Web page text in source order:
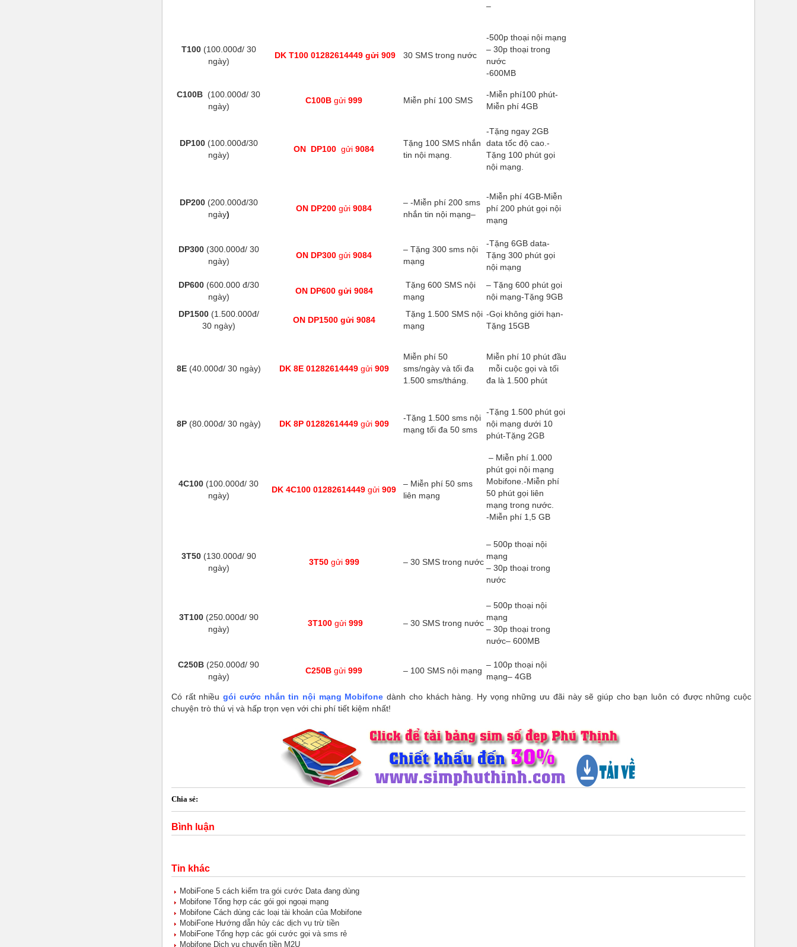
–
T100 (100.000đ/ 30
ngày)
DK T100 01282614449 gửi 909 30 SMS trong nước
-500p thoại nội mạng
– 30p thoại trong
nước
-600MB
C100B (100.000đ/ 30
ngày)
C100B gửi 999 Miễn phí 100 SMS
-Miễn phí100 phút-
Miễn phí 4GB
DP100 (100.000đ/30
ngày)
ON DP100 gửi 9084
Tặng 100 SMS nhắn
tin nội mạng.
-Tặng ngay 2GB
data tốc độ cao.-
Tặng 100 phút gọi
nội mạng.
DP200 (200.000đ/30
ngày)
ON DP200 gửi 9084
– -Miễn phí 200 sms
nhắn tin nội mạng–
-Miễn phí 4GB-Miễn
phí 200 phút gọi nội
mạng
DP300 (300.000đ/ 30
ngày)
ON DP300 gửi 9084
– Tặng 300 sms nội
mạng
-Tặng 6GB data-
Tặng 300 phút gọi
nội mạng
DP600 (600.000 đ/30
ngày)
ON DP600 gửi 9084
Tặng 600 SMS nội
mạng
– Tặng 600 phút gọi
nội mạng-Tặng 9GB
DP1500 (1.500.000đ/
30 ngày)
ON DP1500 gửi 9084
Tặng 1.500 SMS nội
mạng
-Gọi không giới hạn-
Tặng 15GB
8E (40.000đ/ 30 ngày) DK 8E 01282614449 gửi909
Miễn phí 50
sms/ngày và tối đa
1.500 sms/tháng.
Miễn phí 10 phút đầu
mỗi cuộc gọi và tối
đa là 1.500 phút
8P (80.000đ/ 30 ngày) DK 8P 01282614449gửi909
-Tặng 1.500 sms nội
mạng tối đa 50 sms
-Tặng 1.500 phút gọi
nội mạng dưới 10
phút-Tặng 2GB
4C100 (100.000đ/ 30
ngày)
DK 4C100 01282614449 gửi 909
– Miễn phí 50 sms
liên mạng
– Miễn phí 1.000
phút gọi nội mạng
Mobifone.-Miễn phí
50 phút gọi liên
mạng trong nước.
-Miễn phí 1,5 GB
3T50 (130.000đ/ 90
ngày)
3T50 gửi999 – 30 SMS trong nước
– 500p thoại nội
mạng
– 30p thoại trong
nước
3T100 (250.000đ/ 90
ngày)
3T100gửi999 – 30 SMS trong nước
– 500p thoại nội
mạng
– 30p thoại trong
nước– 600MB
C250B (250.000đ/ 90
ngày)
C250B gửi 999 – 100 SMS nội mạng
– 100p thoại nội
mạng– 4GB
Có rất nhiềugói cước nhắn tin nội mạng Mobifone dành cho khách hàng. Hy vọng những ưu đãi này sẽ giúp cho bạn luôn có được những cuộc
chuyện trò thú vị và hấp trọn vẹn với chi phí tiết kiệm nhất!
Chia sẻ:
Bình luận
Tin khác
MobiFone 5 cách kiểm tra gói cước Data đang dùng
Mobifone Tổng hợp các gói gọi ngoại mạng
Mobifone Cách dùng các loại tài khoản của Mobifone
MobiFone Hướng dẫn hủy các dịch vụ trừ tiền
MobiFone Tổng hợp các gói cước gọi và sms rẻ
Mobifone Dịch vụ chuyển tiền M2U